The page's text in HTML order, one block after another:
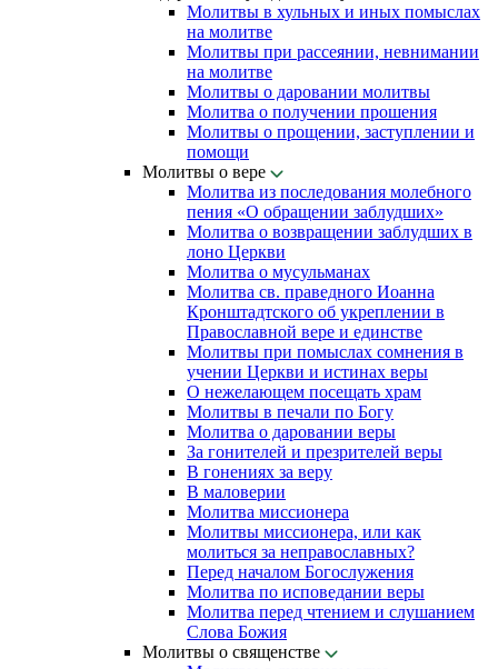
Молитвы в хульных и иных помыслах
на молитве
Молитвы при рассеянии, невнимании
на молитве
Молитвы о даровании молитвы
Молитва о получении прошения
Молитвы о прощении, заступлении и
помощи
Молитвы о вере
Молитва из последования молебного
пения «О обращении заблудших»
Молитва о возвращении заблудших в
лоно Церкви
Молитва о мусульманах
Молитва св. праведного Иоанна
Кронштадтского об укреплении в
Православной вере и единстве
Молитвы при помыслах сомнения в
учении Церкви и истинах веры
О нежелающем посещать храм
Молитвы в печали по Богу
Молитва о даровании веры
За гонителей и презрителей веры
В гонениях за веру
В маловерии
Молитва миссионера
Молитвы миссионера, или как
молиться за неправославных?
Перед началом Богослужения
Молитва по исповедании веры
Молитва перед чтением и слушанием
Слова Божия
Молитвы о священстве